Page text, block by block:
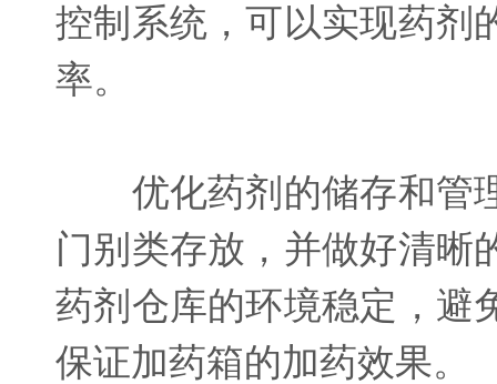
控制系统，可以实现药剂
率。
优化药剂的储存和管理
门别类存放，并做好清晰
药剂仓库的环境稳定，避
保证加药箱的加药效果。